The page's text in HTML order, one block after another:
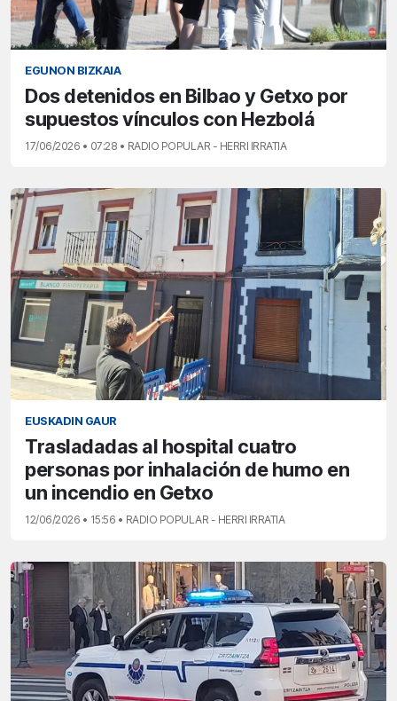
EGUNON BIZKAIA
Dos detenidos en Bilbao y Getxo por
supuestos vínculos con Hezbolá
17/06/2026 • 07:28 • RADIO POPULAR - HERRI IRRATIA
EUSKADIN GAUR
Trasladadas al hospital cuatro
personas por inhalación de humo en
un incendio en Getxo
12/06/2026 • 15:56 • RADIO POPULAR - HERRI IRRATIA